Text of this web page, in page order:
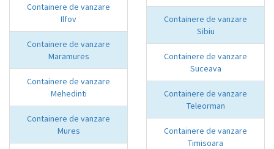
Containere de vanzare
Ilfov
Containere de vanzare
Maramures
Containere de vanzare
Mehedinti
Containere de vanzare
Mures
Containere de vanzare
Sibiu
Containere de vanzare
Suceava
Containere de vanzare
Teleorman
Containere de vanzare
Timisoara